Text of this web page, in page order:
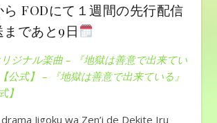
ら FODにて１週間の先行配信
まであと9日
ジナル楽曲 – 『地獄は善意で出来てい
公式】 – 『地獄は善意で出来ている』
】
Jigoku wa Zen’i de Dekite Iru